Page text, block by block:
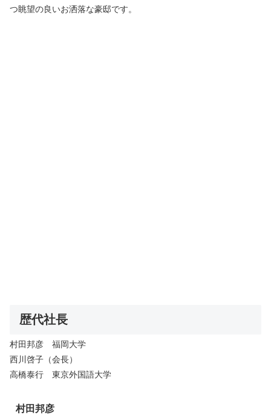
つ眺望の良いお洒落な豪邸です。
歴代社長
村田邦彦 福岡大学
西川啓子（会長）
高橋泰行 東京外国語大学
村田邦彦